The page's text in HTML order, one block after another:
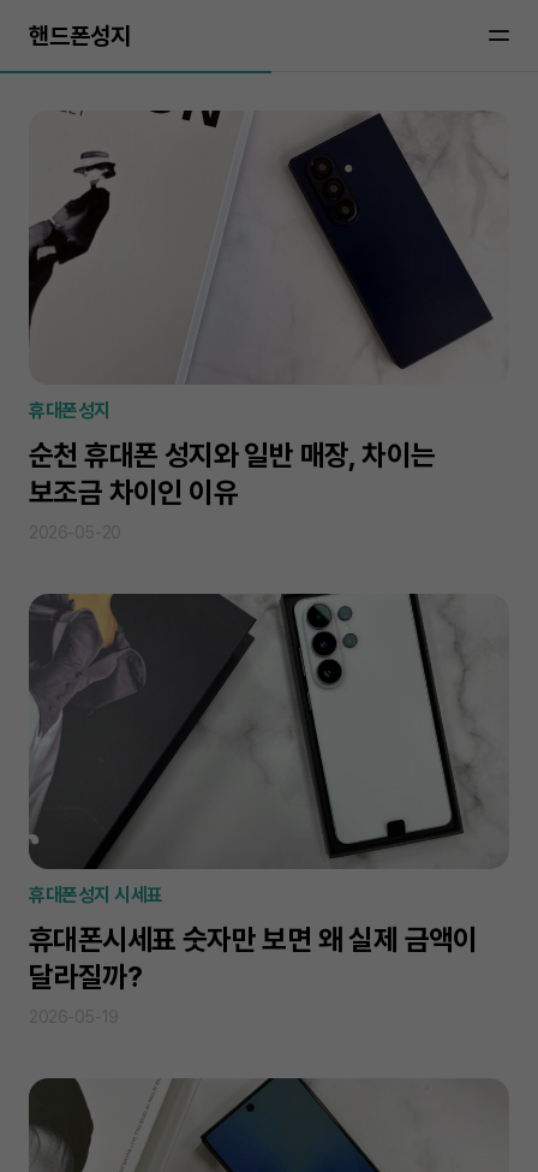
핸드폰성지
휴대폰성지
순천 휴대폰 성지와 일반 매장, 차이는
보조금 차이인 이유
휴대폰성지 시세표
휴대폰시세표 숫자만 보면 왜 실제 금액이
달라질까?